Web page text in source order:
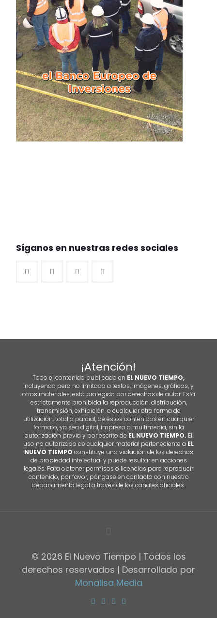
Síganos en nuestras redes sociales
¡Atención!
Todo el contenido publicado en EL NUEVO TIEMPO,
incluyendo pero no limitado a textos, imágenes, gráficos, y
otros materiales, está protegido por derechos de autor. Está
estrictamente prohibida la reproducción, distribución,
transmisión, exhibición, o cualquier otra forma de
utilización, total o parcial, de estos contenidos en cualquier
formato, ya sea digital, impreso o multimedia, sin la
autorización previa y por escrito de EL NUEVO TIEMPO. El
uso no autorizado de cualquier material perteneciente a EL
NUEVO TIEMPO constituye una violación de los derechos
de propiedad intelectual y puede resultar en acciones
legales. Para obtener permisos o licencias para reproducir
contenido, por favor, póngase en contacto con nuestro
departamento legal a través de los canales oficiales.
© 2026 El Nuevo Tiempo | Todos los
derechos reservados | Desarrollado por
Monalisa Media